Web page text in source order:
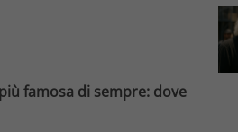
famosa di sempre: dove